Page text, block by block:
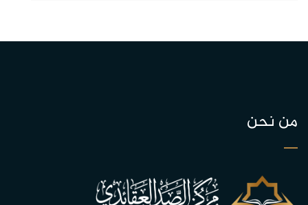
من نحن